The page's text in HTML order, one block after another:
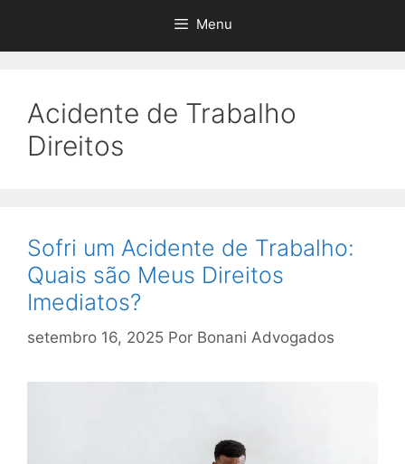
Menu
Acidente de Trabalho
Direitos
Sofri um Acidente de Trabalho:
Quais são Meus Direitos
Imediatos?
setembro 16, 2025 Por Bonani Advogados